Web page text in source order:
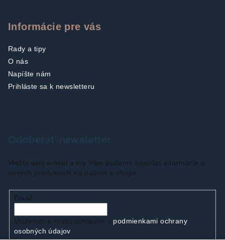
Informácie pre vás
Rady a tipy
O nás
Napíšte nám
Prihláste sa k newsletteru
Vložte svoj e-mail a my Vám budeme zasielať informácie o
nových produktoch na našom e-shope.
Email
Vložením e-mailu súhlasíte s podmienkami ochrany
osobných údajov